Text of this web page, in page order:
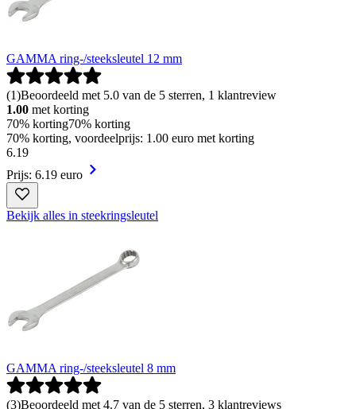
GAMMA ring-/steeksleutel 12 mm
(1)Beoordeeld met 5.0 van de 5 sterren, 1 klantreview
1.00 met korting
70% korting70% korting
70% korting, voordeelprijs: 1.00 euro met korting
6.19
Prijs: 6.19 euro
Bekijk alles in steekringsleutel
GAMMA ring-/steeksleutel 8 mm
(3)Beoordeeld met 4.7 van de 5 sterren, 3 klantreviews